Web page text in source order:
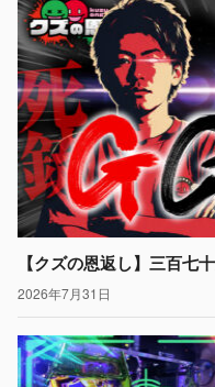
【クズの恩返し】三百七
2026年7月31日